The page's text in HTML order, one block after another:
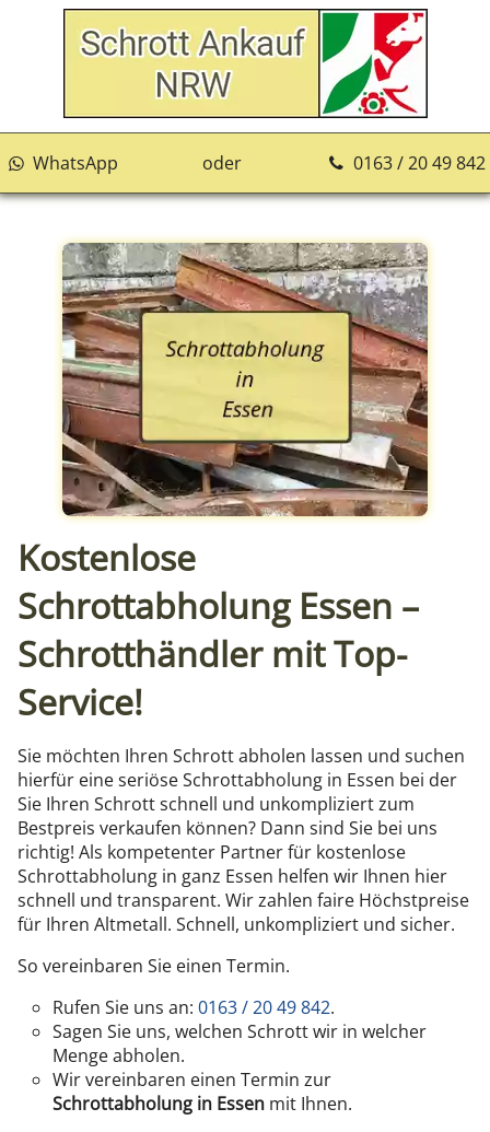
WhatsApp oder 0163 / 20 49 842
Kostenlose
Schrottabholung Essen –
Schrotthändler mit Top-
Service!
Sie möchten Ihren Schrott abholen lassen und suchen
hierfür eine seriöse Schrottabholung in Essen bei der
Sie Ihren Schrott schnell und unkompliziert zum
Bestpreis verkaufen können? Dann sind Sie bei uns
richtig! Als kompetenter Partner für kostenlose
Schrottabholung in ganz Essen helfen wir Ihnen hier
schnell und transparent. Wir zahlen faire Höchstpreise
für Ihren Altmetall. Schnell, unkompliziert und sicher.
So vereinbaren Sie einen Termin.
Rufen Sie uns an: 0163 / 20 49 842.
Sagen Sie uns, welchen Schrott wir in welcher
Menge abholen.
Wir vereinbaren einen Termin zur
Schrottabholung in Essen mit Ihnen.